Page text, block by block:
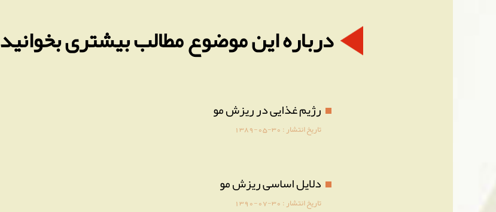
درباره این موضوع مطالب بیشتری بخوانید
رژیم غذایی در ریزش مو
تاریخ انتشار :1389-05-30
دلایل اساسی ریزش مو
تاریخ انتشار :1390-07-30